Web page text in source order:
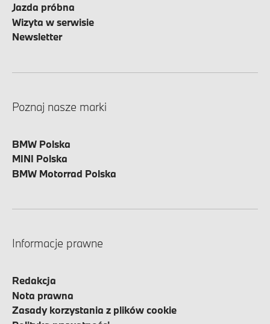
Jazda próbna
Wizyta w serwisie
Newsletter
Poznaj nasze marki
BMW Polska
MINI Polska
BMW Motorrad Polska
Informacje prawne
Redakcja
Nota prawna
Zasady korzystania z plików cookie